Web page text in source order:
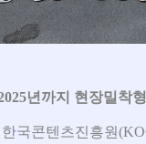
년까지 현장밀착
국콘텐츠진흥원